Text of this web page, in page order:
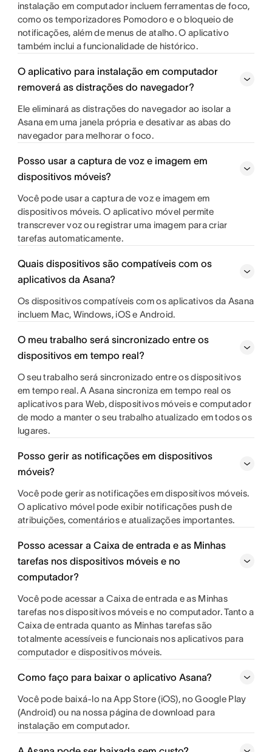
instalação em computador incluem ferramentas de foco,
como os temporizadores Pomodoro e o bloqueio de
notificações, além de menus de atalho. O aplicativo
também inclui a funcionalidade de histórico.
O aplicativo para instalação em computador
removerá as distrações do navegador?
Ele eliminará as distrações do navegador ao isolar a
Asana em uma janela própria e desativar as abas do
navegador para melhorar o foco.
Posso usar a captura de voz e imagem em
dispositivos móveis?
Você pode usar a captura de voz e imagem em
dispositivos móveis. O aplicativo móvel permite
transcrever voz ou registrar uma imagem para criar
tarefas automaticamente.
Quais dispositivos são compatíveis com os
aplicativos da Asana?
Os dispositivos compatíveis com os aplicativos da Asana
incluem Mac, Windows, iOS e Android.
O meu trabalho será sincronizado entre os
dispositivos em tempo real?
O seu trabalho será sincronizado entre os dispositivos
em tempo real. A Asana sincroniza em tempo real os
aplicativos para Web, dispositivos móveis e computador
de modo a manter o seu trabalho atualizado em todos os
lugares.
Posso gerir as notificações em dispositivos
móveis?
Você pode gerir as notificações em dispositivos móveis.
O aplicativo móvel pode exibir notificações push de
atribuições, comentários e atualizações importantes.
Posso acessar a Caixa de entrada e as Minhas
tarefas nos dispositivos móveis e no
computador?
Você pode acessar a Caixa de entrada e as Minhas
tarefas nos dispositivos móveis e no computador. Tanto a
Caixa de entrada quanto as Minhas tarefas são
totalmente acessíveis e funcionais nos aplicativos para
computador e dispositivos móveis.
Como faço para baixar o aplicativo Asana?
Você pode baixá-lo na App Store (iOS), no Google Play
(Android) ou na nossa página de download para
instalação em computador.